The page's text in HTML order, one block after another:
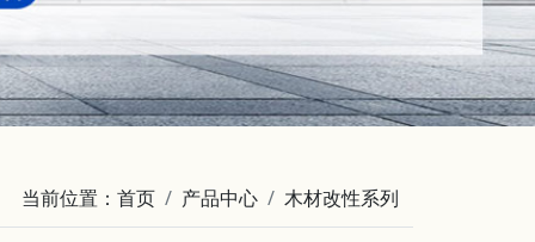
当前位置： 首页 产品中心 木材改性系列